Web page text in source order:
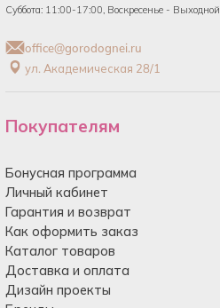
Суббота: 11:00-17:00, Воскресенье - Выходной
office@gorodognei.ru
ул. Академическая 28/1
Покупателям
Бонусная программа
Личный кабинет
Гарантия и возврат
Как оформить заказ
Каталог товаров
Доставка и оплата
Дизайн проекты